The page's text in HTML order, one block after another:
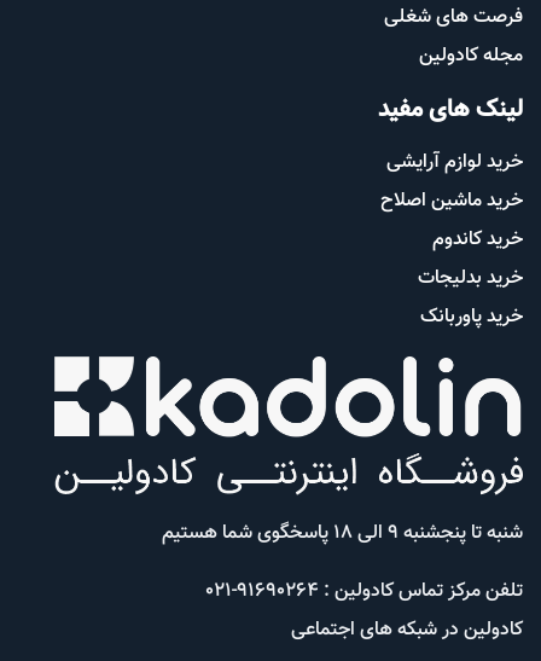
فرصت های شغلی
مجله کادولین
لینک های مفید
خرید لوازم آرایشی
خرید ماشین اصلاح
خرید کاندوم
خرید بدلیجات
خرید پاوربانک
شنبه تا پنجشنبه 9 الی 18 پاسخگوی شما هستیم
تلفن مرکز تماس کادولین : 91690264-021
کادولین در شبکه های اجتماعی